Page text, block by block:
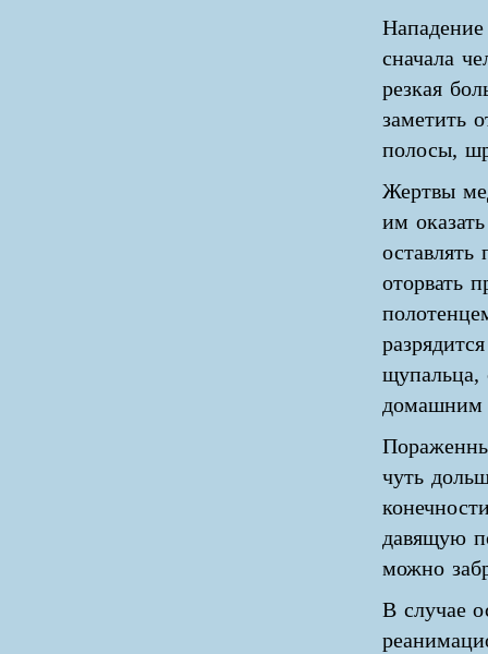
сначала
резкая
заметить
полосы,
Жертвы
им
оставлять
оторвать
щупальца,
домашним
чуть
давящую
можно
В случае